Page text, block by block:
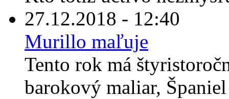
27.12.2018 - 12:40
Murillo maľuje
Tento rok má
barokový maliar,